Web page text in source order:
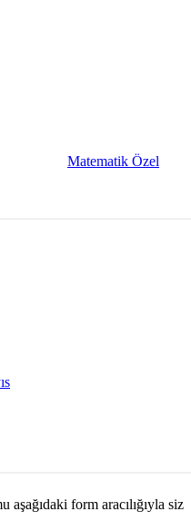
Matematik Özel
form aracılığıyla siz